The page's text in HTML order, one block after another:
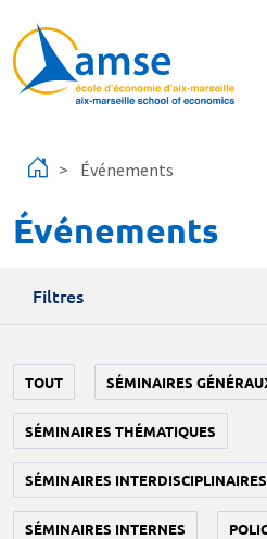
Événements
Événements
Filtres
TOUT SÉMINAIRES
SÉMINAIRES THÉMATIQUES
SÉMINAIRES INTERDISCIPLINAIRES
SÉMINAIRES INTERNES